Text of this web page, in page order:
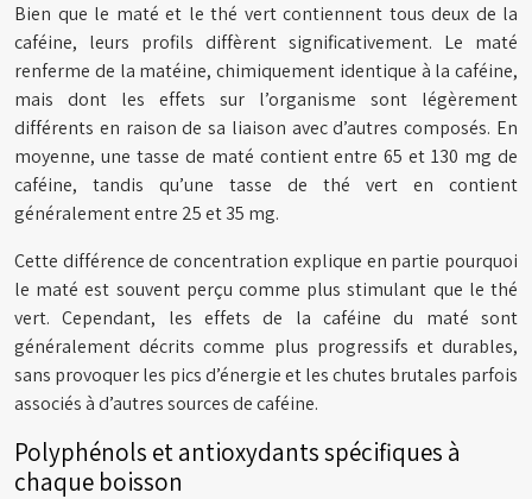
Bien que le maté et le thé vert contiennent tous deux de la
caféine, leurs profils diffèrent significativement. Le maté
renferme de la matéine, chimiquement identique à la caféine,
mais dont les effets sur l’organisme sont légèrement
différents en raison de sa liaison avec d’autres composés. En
moyenne, une tasse de maté contient entre 65 et 130 mg de
caféine, tandis qu’une tasse de thé vert en contient
généralement entre 25 et 35 mg.
Cette différence de concentration explique en partie pourquoi
le maté est souvent perçu comme plus stimulant que le thé
vert. Cependant, les effets de la caféine du maté sont
généralement décrits comme plus progressifs et durables,
sans provoquer les pics d’énergie et les chutes brutales parfois
associés à d’autres sources de caféine.
Polyphénols et antioxydants spécifiques à
chaque boisson